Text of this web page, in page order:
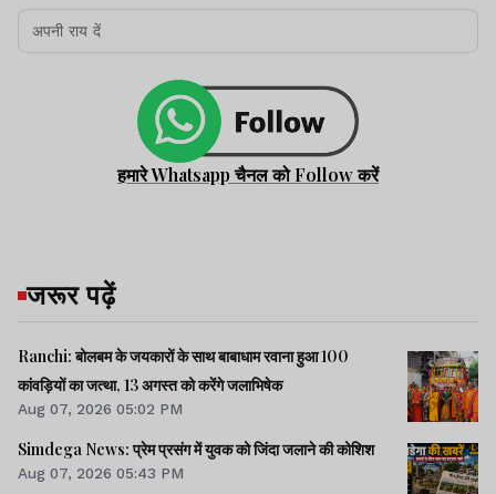
हमारे Whatsapp चैनल को Follow करें
जरूर पढ़ें
Ranchi: बोलबम के जयकारों के साथ बाबाधाम रवाना हुआ 100
कांवड़ियों का जत्था, 13 अगस्त को करेंगे जलाभिषेक
Aug 07, 2026 05:02 PM
Simdega News: प्रेम प्रसंग में युवक को जिंदा जलाने की कोशिश
Aug 07, 2026 05:43 PM